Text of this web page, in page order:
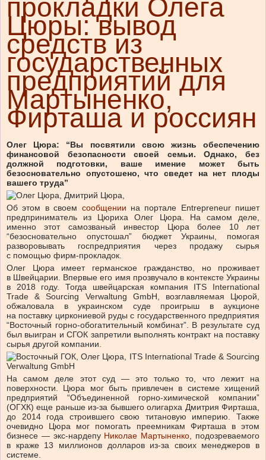
прокладки Олега
Цюры: вывод
средств из
государственных
предприятий для
Мартыненко,
Фирташа и россиян
Олег Цюра: “Вы посвятили свою жизнь обеспечению
финансовой безопасности своей семьи. Однако, без
должной подготовки, ваше имение может быть
безосновательно опустошено, что сведет на нет плоды
вашего труда”
Об этом в своем сообщении на портале Entrepreneur пишет
предприниматель из Цюриха Олег Цюра. На самом деле,
именно этот самозваный инвестор Цюра более 10 лет
“безосновательно опустошал” бюджет Украины, помогая
разворовывать госпредприятия через продажу сырья
с помощью фирм-прокладок.
Олег Цюра имеет германское гражданство, но проживает
в Швейцарии. Впервые его имя прозвучало в контексте Украины
в 2018 году. Тогда швейцарская компания ITS International
Trade & Sourcing Verwaltung GmbH, возглавляемая Цюрой,
обжаловала в украинском суде проигрыш в аукционе
на поставку циркониевой руды с государственного предприятия
“Восточный горно-обогатительный комбинат”. В результате суд
был выигран и СГОК запретили выполнять контракт на поставку
сырья другой компании.
На самом деле этот суд — это только то, что лежит на
поверхности. Цюра мог быть привлечен в системе хищений
предприятий “Объединенной горно-химической компании”
(ОГХК) еще раньше из-за бывшего олигарха Дмитрия Фирташа,
до 2014 года строившего свою титановую империю. Также
очевидно Цюра мог помогать преемникам Фирташа в этом
бизнесе — экс-нардепу Николае Мартыненко , подозреваемого
в краже 13 миллионов долларов из-за своих менеджеров в
системе.